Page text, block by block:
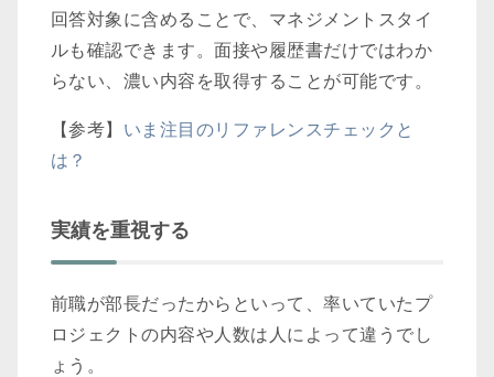
回答対象に含めることで、マネジメントスタイ
ルも確認できます。面接や履歴書だけではわか
らない、濃い内容を取得することが可能です。
【参考】 いま注目のリファレンスチェックと
は？
実績を重視する
前職が部長だったからといって、率いていたプ
ロジェクトの内容や人数は人によって違うでし
ょう。